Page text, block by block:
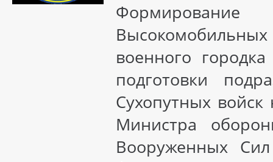
Высокомобильных
военного
подготовки
Сухопутных
Министра
Вооруженных